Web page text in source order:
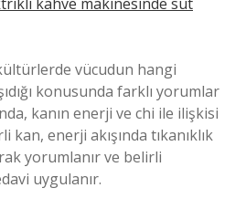
vücudun hangi
konusunda farklı yorumlar
kanın enerji ve chi ile ilişkisi
kan, enerji akışında tıkanıklık
yorumlanır ve belirli
uygulanır.